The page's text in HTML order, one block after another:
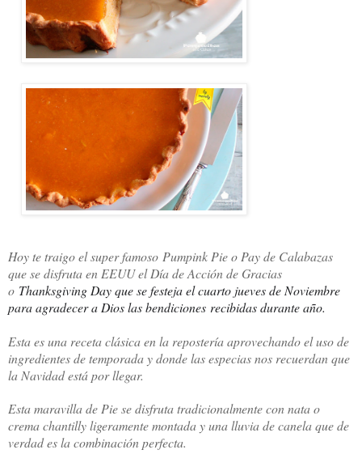
Hoy te traigo el super famoso Pumpink Pie o Pay de Calabazas
que se disfruta en EEUU el Día de Acción de Gracias
o Thanksgiving Day que se festeja el cuarto jueves de Noviembre
para agradecer a Dios las bendiciones recibidas durante año.
Esta es una receta clásica en la repostería aprovechando el uso de
ingredientes de temporada y donde las especias nos recuerdan que
la Navidad está por llegar.
Esta maravilla de Pie se disfruta tradicionalmente con nata o
crema chantilly ligeramente montada y una lluvia de canela que de
verdad es la combinación perfecta.